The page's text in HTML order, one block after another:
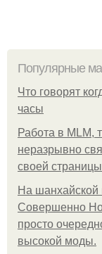
Популярные
Что говорят
часы
Работа в MLM,
неразрывно
своей
На шанхайской
Совершенно
просто
высокой моды.